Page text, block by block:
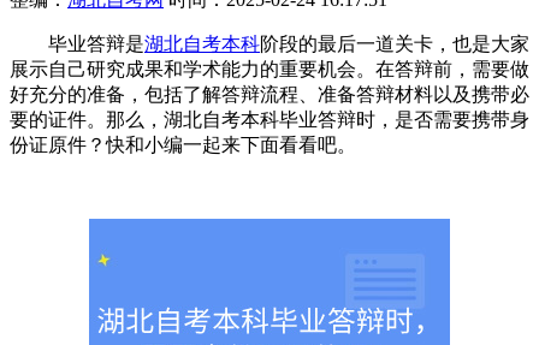
毕业答辩是湖北自考本科阶段的最后一道关卡，也是大家
展示自己研究成果和学术能力的重要机会。在答辩前，需要做
好充分的准备，包括了解答辩流程、准备答辩材料以及携带必
要的证件。那么，湖北自考本科毕业答辩时，是否需要携带身
份证原件？快和小编一起来下面看看吧。